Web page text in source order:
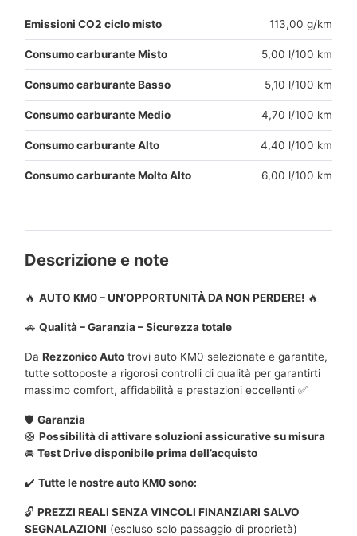
Emissioni CO2 ciclo misto 113,00 g/km
Consumo carburante Misto 5,00 l/100 km
Consumo carburante Basso 5,10 l/100 km
Consumo carburante Medio 4,70 l/100 km
Consumo carburante Alto 4,40 l/100 km
Consumo carburante Molto Alto 6,00 l/100 km
Descrizione e note
🔥 AUTO KM0 – UN’OPPORTUNITÀ DA NON PERDERE! 🔥
🚗 Qualità – Garanzia – Sicurezza totale
Da Rezzonico Auto trovi auto KM0 selezionate e garantite,
tutte sottoposte a rigorosi controlli di qualità per garantirti
massimo comfort, affidabilità e prestazioni eccellenti ✅
🛡️ Garanzia
🛟 Possibilità di attivare soluzioni assicurative su misura
🚘 Test Drive disponibile prima dell’acquisto
✔️ Tutte le nostre auto KM0 sono:
🔓 PREZZI REALI SENZA VINCOLI FINANZIARI SALVO
SEGNALAZIONI (escluso solo passaggio di proprietà)